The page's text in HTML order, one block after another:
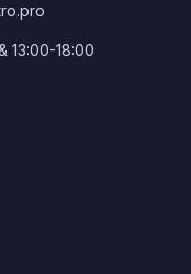
13:00-18:00